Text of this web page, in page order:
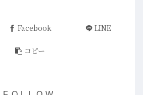
Facebook LINE
コピー